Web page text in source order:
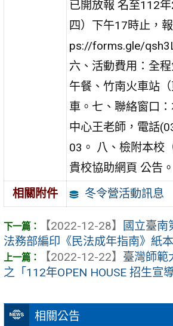
相關公告
已開放報 名至112
四）下午17時止，
ps://forms.gle/
六、活動費用：全
午餐、竹南火車站
車。七、聯絡窗口
中心王老師，電話
03。 八、檢附本校
貴校協助網頁 公告。
相關附件
冬令營活動訊息
【2022-12-28】
國立臺南
法務部編印《民法成年指南》紙
【2022-12-22】 臺灣師範
之「112年OPEN HOUSE 招生宣